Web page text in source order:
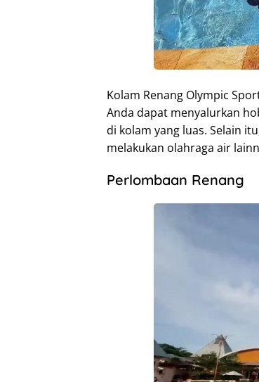
Kolam Renang Olympic
Anda dapat menyalurkan
di kolam yang luas. Selain
melakukan olahraga air
Perlombaan Renang